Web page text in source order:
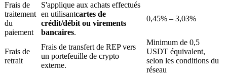
Frais de
traitement
du
paiement
S'applique aux achats effectués
en utilisantcartes de
crédit/débit ou virements
bancaires.
0,45% – 3,03%
Frais de
retrait
Frais de transfert de REP vers
un portefeuille de crypto
externe.
Minimum de 0,5
USDT équivalent,
selon les conditions du
réseau